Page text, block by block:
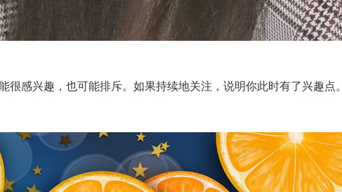
很感兴趣，也可能排斥。如果持续地关注，说明你此时有了兴趣点。